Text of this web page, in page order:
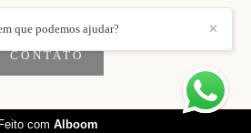
CONTATO
✕
que podemos ajudar?
Feito com Alboom